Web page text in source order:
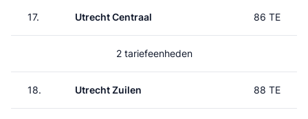
17. Utrecht Centraal 86 TE
2 tariefeenheden
18. Utrecht Zuilen 88 TE